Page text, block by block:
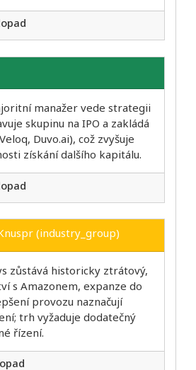
manažer vede strategii
skupinu na IPO a zakládá
Duvo.ai), což zvyšuje
získání dalšího kapitálu.
(industry_group)
zůstává historicky ztrátový,
s Amazonem, expanze do
provozu naznačují
trh vyžaduje dodatečný
řízení.